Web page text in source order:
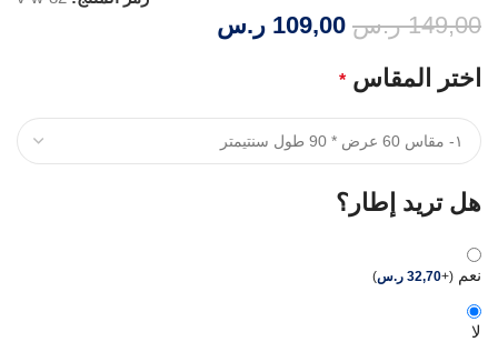
149,00 ر.س 109,00 ر.س
اختر المقاس *
هل تريد إطار؟
نعم (
+
32,70 ر.س)
لا